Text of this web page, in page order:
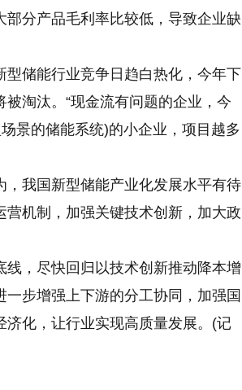
分产品毛利率比较低，导致企业缺
储能行业竞争日趋白热化，今年下
淘汰。“现金流有问题的企业，今
景的储能系统)的小企业，项目越多
我国新型储能产业化发展水平有待
机制，加强关键技术创新，加大政
，尽快回归以技术创新推动降本增
步增强上下游的分工协同，加强国
济化，让行业实现高质量发展。(记